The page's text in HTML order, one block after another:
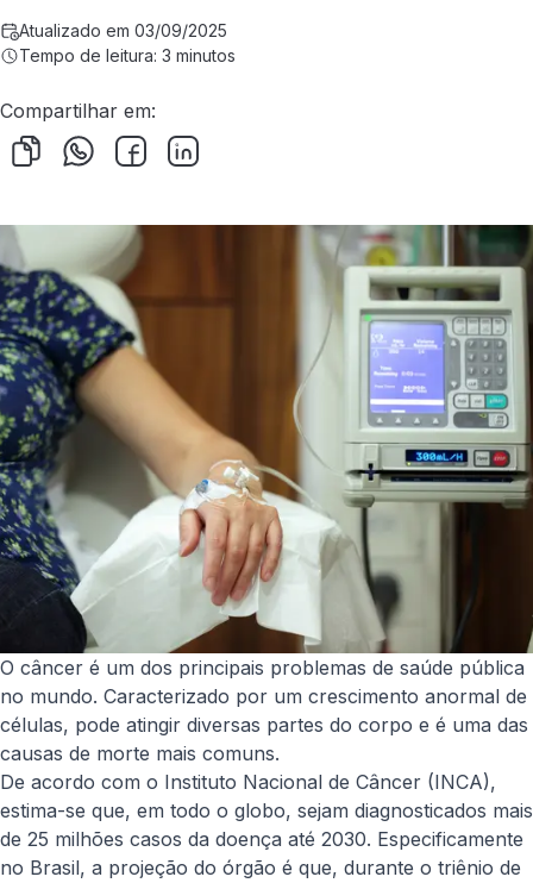
Atualizado em 03/09/2025
Tempo de leitura: 3 minutos
Compartilhar em:
O câncer é um dos principais problemas de saúde pública
no mundo. Caracterizado por um crescimento anormal de
células, pode atingir diversas partes do corpo e é uma das
causas de morte mais comuns.
De acordo com o Instituto Nacional de Câncer (INCA),
estima-se que, em todo o globo, sejam diagnosticados mais
de 25 milhões casos da doença até 2030. Especificamente
no Brasil, a projeção do órgão é que, durante o triênio de